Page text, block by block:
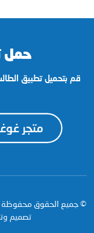
حمل
ﻗﻢ ﺑﺘﺤﻤﻴﻞ تطبيق
© جميع الحقوق محفوظة
تصميم